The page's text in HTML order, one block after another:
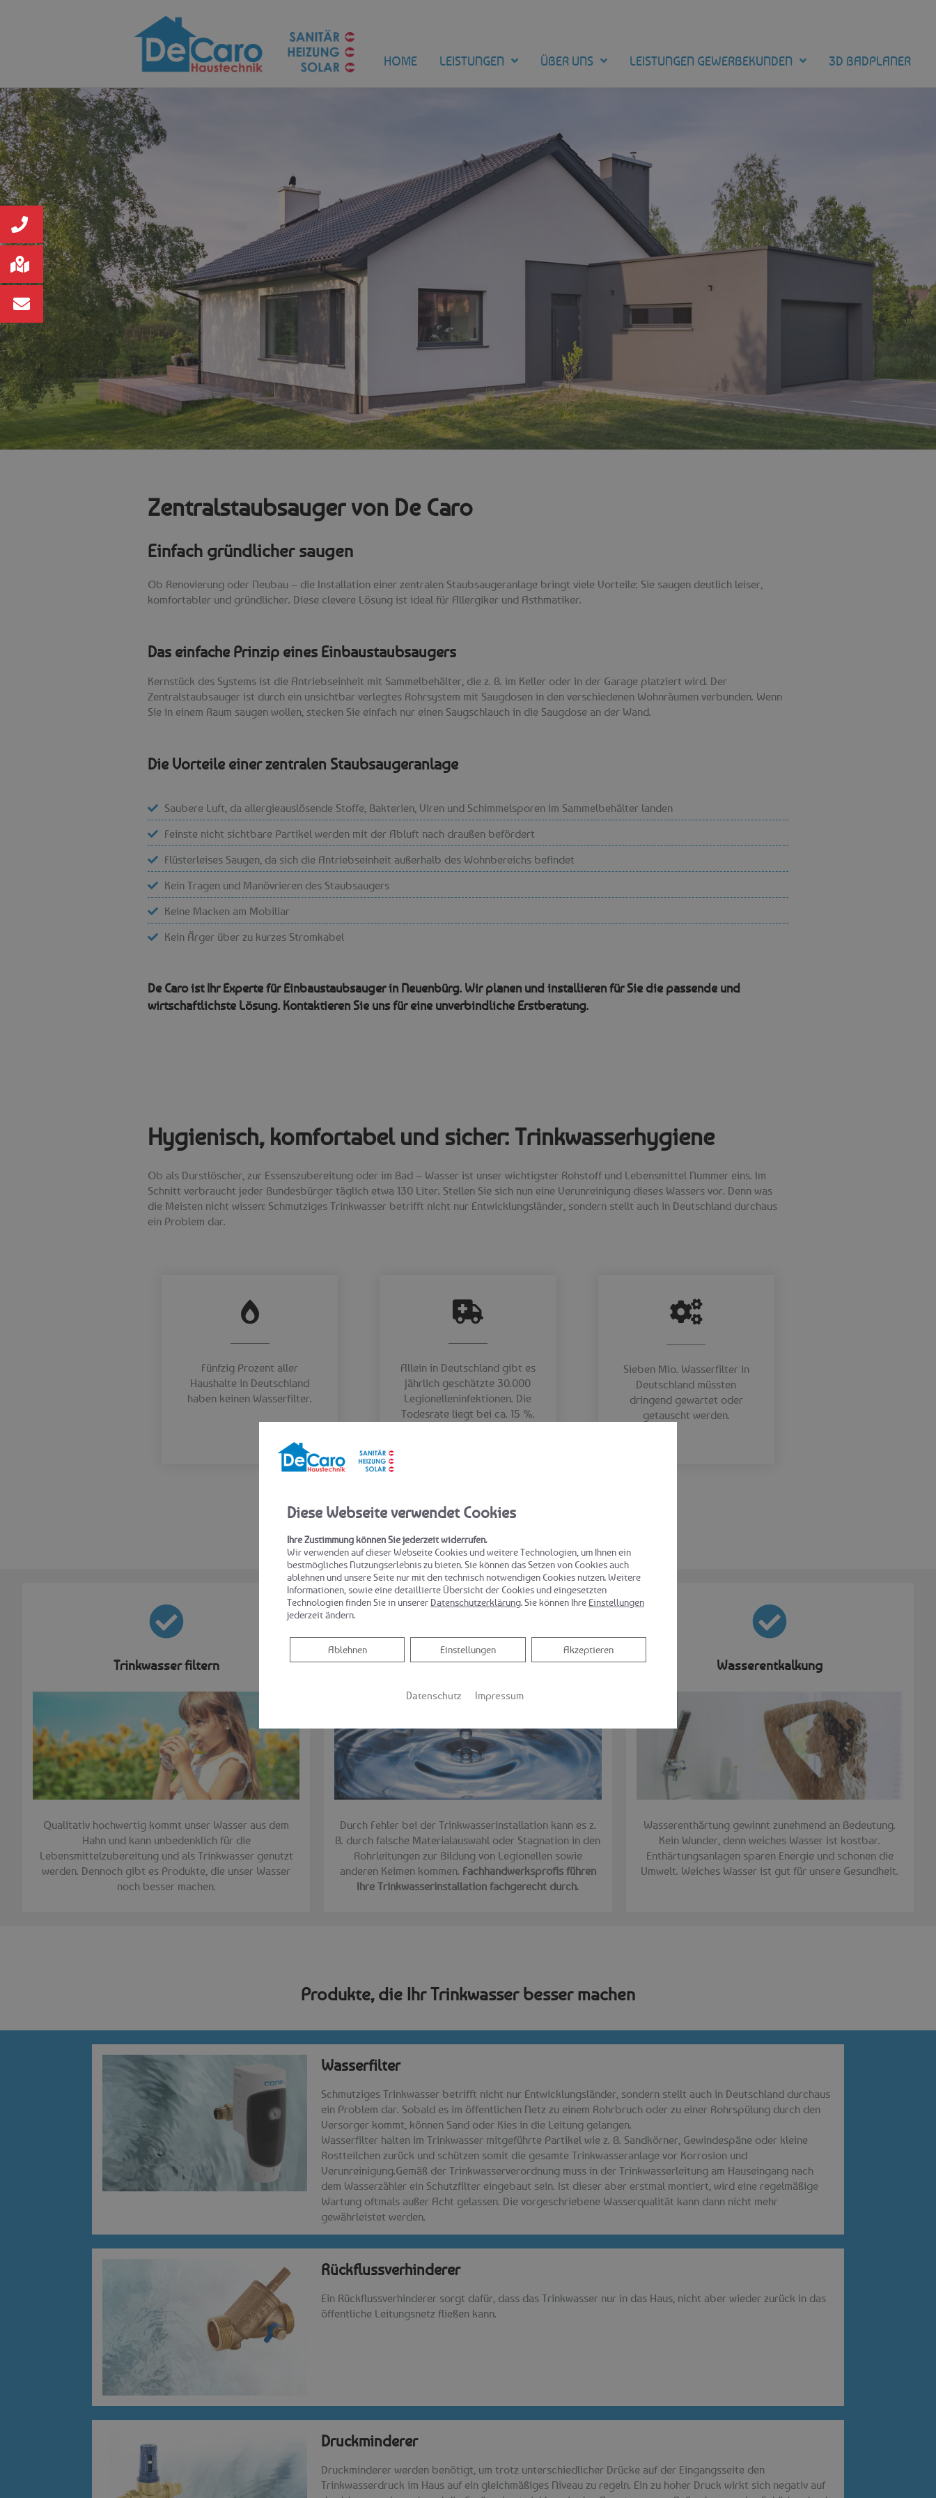
HOME LEISTUNGEN ÜBER UNS LEISTUNGEN GEWERBEKUNDEN 3D BADPLANER
Zentralstaubsauger von De Caro
Einfach gründlicher saugen
Ob Renovierung oder Neubau – die Installation einer zentralen Staubsaugeranlage bringt viele Vorteile: Sie saugen deutlich leiser,
komfortabler und gründlicher. Diese clevere Lösung ist ideal für Allergiker und Asthmatiker.
Das einfache Prinzip eines Einbaustaubsaugers
Kernstück des Systems ist die Antriebseinheit mit Sammelbehälter, die z. B. im Keller oder in der Garage platziert wird. Der
Zentralstaubsauger ist durch ein unsichtbar verlegtes Rohrsystem mit Saugdosen in den verschiedenen Wohnräumen verbunden. Wenn
Sie in einem Raum saugen wollen, stecken Sie einfach nur einen Saugschlauch in die Saugdose an der Wand.
Die Vorteile einer zentralen Staubsaugeranlage
Saubere Luft, da allergieauslösende Stoffe, Bakterien, Viren und Schimmelsporen im Sammelbehälter landen
Feinste nicht sichtbare Partikel werden mit der Abluft nach draußen befördert
Flüsterleises Saugen, da sich die Antriebseinheit außerhalb des Wohnbereichs befindet
Kein Tragen und Manövrieren des Staubsaugers
Keine Macken am Mobiliar
Kein Ärger über zu kurzes Stromkabel
De Caro ist Ihr Experte für Einbaustaubsauger in Neuenbürg. Wir planen und installieren für Sie die passende und
wirtschaftlichste Lösung. Kontaktieren Sie uns für eine unverbindliche Erstberatung.
Hygienisch, komfortabel und sicher: Trinkwasserhygiene
Ob als Durstlöscher, zur Essenszubereitung oder im Bad – Wasser ist unser wichtigster Rohstoff und Lebensmittel Nummer eins. Im
Schnitt verbraucht jeder Bundesbürger täglich etwa 130 Liter. Stellen Sie sich nun eine Verunreinigung dieses Wassers vor. Denn was
die Meisten nicht wissen: Schmutziges Trinkwasser betrifft nicht nur Entwicklungsländer, sondern stellt auch in Deutschland durchaus
ein Problem dar.
Fünfzig Prozent aller
Haushalte in Deutschland
haben keinen Wasserfilter.
Allein in Deutschland gibt es
jährlich geschätzte 30.000
Legionelleninfektionen. Die
Todesrate liegt bei ca. 15 %.
Sieben Mio. Wasserfilter in
Deutschland müssten
dringend gewartet oder
getauscht werden.
Ihr Weg zu sauberem Trinkwasser
Trinkwasser filtern
Qualitativ hochwertig kommt unser Wasser aus dem
Hahn und kann unbedenklich für die
Lebensmittelzubereitung und als Trinkwasser genutzt
werden. Dennoch gibt es Produkte, die unser Wasser
noch besser machen.
Vorsorge gegen Legionellen
Durch Fehler bei der Trinkwasserinstallation kann es z.
B. durch falsche Materialauswahl oder Stagnation in den
Rohrleitungen zur Bildung von Legionellen sowie
anderen Keimen kommen. Fachhandwerksprofis führen
Ihre Trinkwasserinstallation fachgerecht durch.
Wasserentkalkung
Wasserenthärtung gewinnt zunehmend an Bedeutung.
Kein Wunder, denn weiches Wasser ist kostbar.
Enthärtungsanlagen sparen Energie und schonen die
Umwelt. Weiches Wasser ist gut für unsere Gesundheit.
Produkte, die Ihr Trinkwasser besser machen
Wasserfilter​
Schmutziges Trinkwasser betrifft nicht nur Entwicklungsländer, sondern stellt auch in Deutschland durchaus
ein Problem dar. Sobald es im öffentlichen Netz zu einem Rohrbruch oder zu einer Rohrspülung durch den
Versorger kommt, können Sand oder Kies in die Leitung gelangen.
Wasserfilter halten im Trinkwasser mitgeführte Partikel wie z. B. Sandkörner, Gewindespäne oder kleine
Rostteilchen zurück und schützen somit die gesamte Trinkwasseranlage vor Korrosion und
Verunreinigung.Gemäß der Trinkwasserverordnung muss in der Trinkwasserleitung am Hauseingang nach
dem Wasserzähler ein Schutzfilter eingebaut sein. Ist dieser aber erstmal montiert, wird eine regelmäßige
Wartung oftmals außer Acht gelassen. Die vorgeschriebene Wasserqualität kann dann nicht mehr
gewährleistet werden.
Rückflussverhinderer​
Ein Rückflussverhinderer sorgt dafür, dass das Trinkwasser nur in das Haus, nicht aber wieder zurück in das
öffentliche Leitungsnetz fließen kann.
Druckminderer​
Druckminderer werden benötigt, um trotz unterschiedlicher Drücke auf der Eingangsseite den
Trinkwasserdruck im Haus auf ein gleichmäßiges Niveau zu regeln. Ein zu hoher Druck wirkt sich negativ auf
Diese Webseite verwendet Cookies
Ihre Zustimmung können Sie jederzeit widerrufen.
Wir verwenden auf dieser Webseite Cookies und weitere Technologien, um Ihnen ein
bestmögliches Nutzungserlebnis zu bieten. Sie können das Setzen von Cookies auch
ablehnen und unsere Seite nur mit den technisch notwendigen Cookies nutzen. Weitere
Informationen, sowie eine detaillierte Übersicht der Cookies und eingesetzten
Technologien finden Sie in unserer Datenschutzerklärung. Sie können Ihre Einstellungen
jederzeit ändern.
Akzeptieren
Einstellungen
Ablehnen
Ablehnen
Datenschutz Impressum